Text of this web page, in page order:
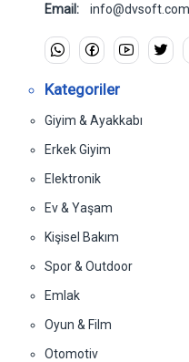
Email:
Kategoriler
Giyim & Ayakkabı
Erkek Giyim
Elektronik
Ev & Yaşam
Kişisel Bakım
Spor & Outdoor
Emlak
Oyun & Film
Otomotiv